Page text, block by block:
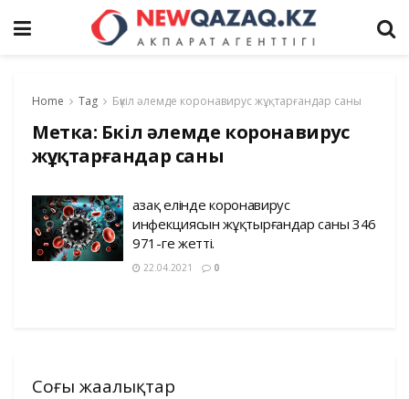
Home Tag Бүкіл әлемде коронавирус жұқтарғандар саны
Метка: Бүкіл әлемде коронавирус
жұқтарғандар саны
Қазақ елінде коронавирус
инфекциясын жұқтырғандар саны 346
971-ге жетті.
22.04.2021 0
Соңғы жаңалықтар